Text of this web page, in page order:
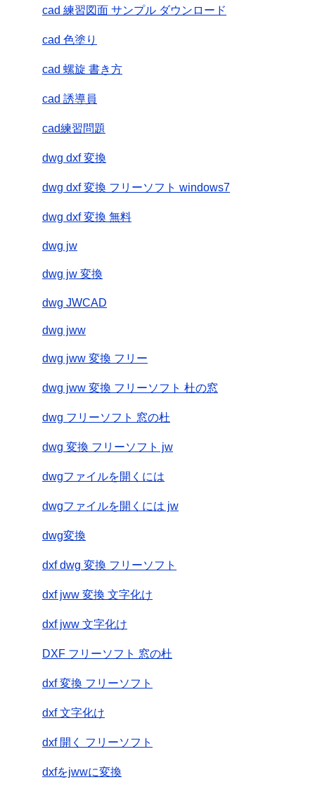
cad 練習図面 サンプル ダウンロード
cad 色塗り
cad 螺旋 書き方
cad 誘導員
cad練習問題
dwg dxf 変換
dwg dxf 変換 フリーソフト windows7
dwg dxf 変換 無料
dwg jw
dwg jw 変換
dwg JWCAD
dwg jww
dwg jww 変換 フリー
dwg jww 変換 フリーソフト 杜の窓
dwg フリーソフト 窓の杜
dwg 変換 フリーソフト jw
dwgファイルを開くには
dwgファイルを開くには jw
dwg変換
dxf dwg 変換 フリーソフト
dxf jww 変換 文字化け
dxf jww 文字化け
DXF フリーソフト 窓の杜
dxf 変換 フリーソフト
dxf 文字化け
dxf 開く フリーソフト
dxfをjwwに変換